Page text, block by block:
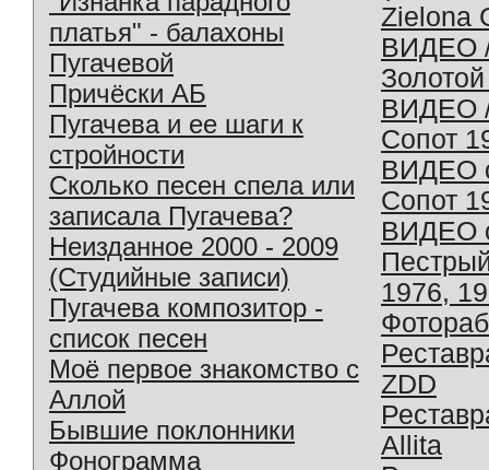
платья" - балахоны
Пугачевой
Причёски АБ
Пугачева и ее шаги к
стройности
Сколько песен спела или
записала Пугачева?
Неизданное 2000 - 2009
(Студийные записи)
Пугачева композитор -
список песен
Моё первое знакомство с
Аллой
Бывшие поклонники
Фонограмма
Zielona
ВИДЕО
ВИДЕО
Сопот
ВИДЕО
Сопот
ВИДЕО
1976,
ZDD
Allita